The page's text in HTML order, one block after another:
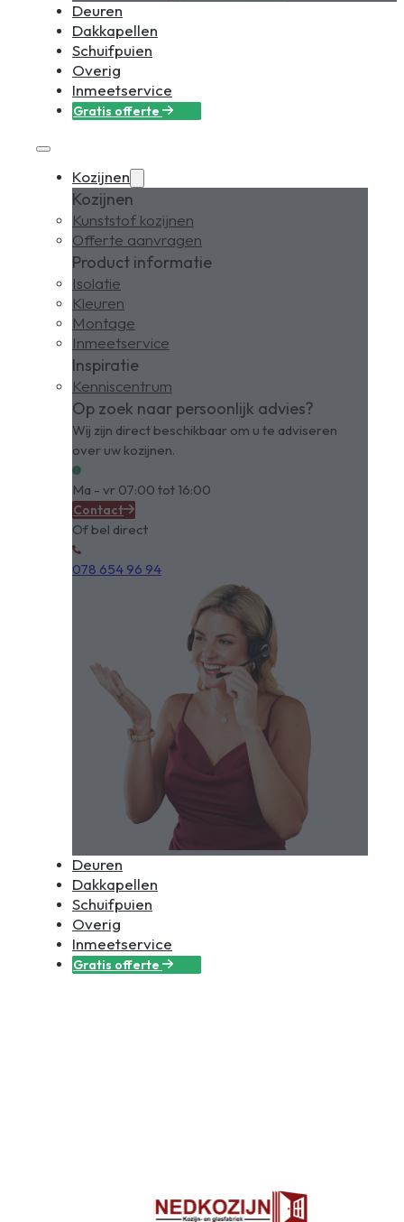
Deuren
Dakkapellen
Schuifpuien
Overig
Inmeetservice
Gratis offerte
Kozijnen
Kozijnen
Kunststof kozijnen
Offerte aanvragen
Product informatie
Isolatie
Kleuren
Montage
Inmeetservice
Inspiratie
Kenniscentrum
Op zoek naar persoonlijk advies?
Wij zijn direct beschikbaar om u te adviseren
over uw kozijnen.
Ma - vr 07:00 tot 16:00
Contact
Of bel direct
078 654 96 94
Deuren
Dakkapellen
Schuifpuien
Overig
Inmeetservice
Gratis offerte